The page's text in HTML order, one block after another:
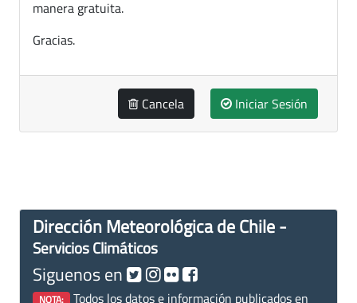
manera gratuita.
Gracias.
Cancela Iniciar Sesión
Dirección Meteorológica de Chile -
Servicios Climáticos
Siguenos en
NOTA: Todos los datos e información publicados en